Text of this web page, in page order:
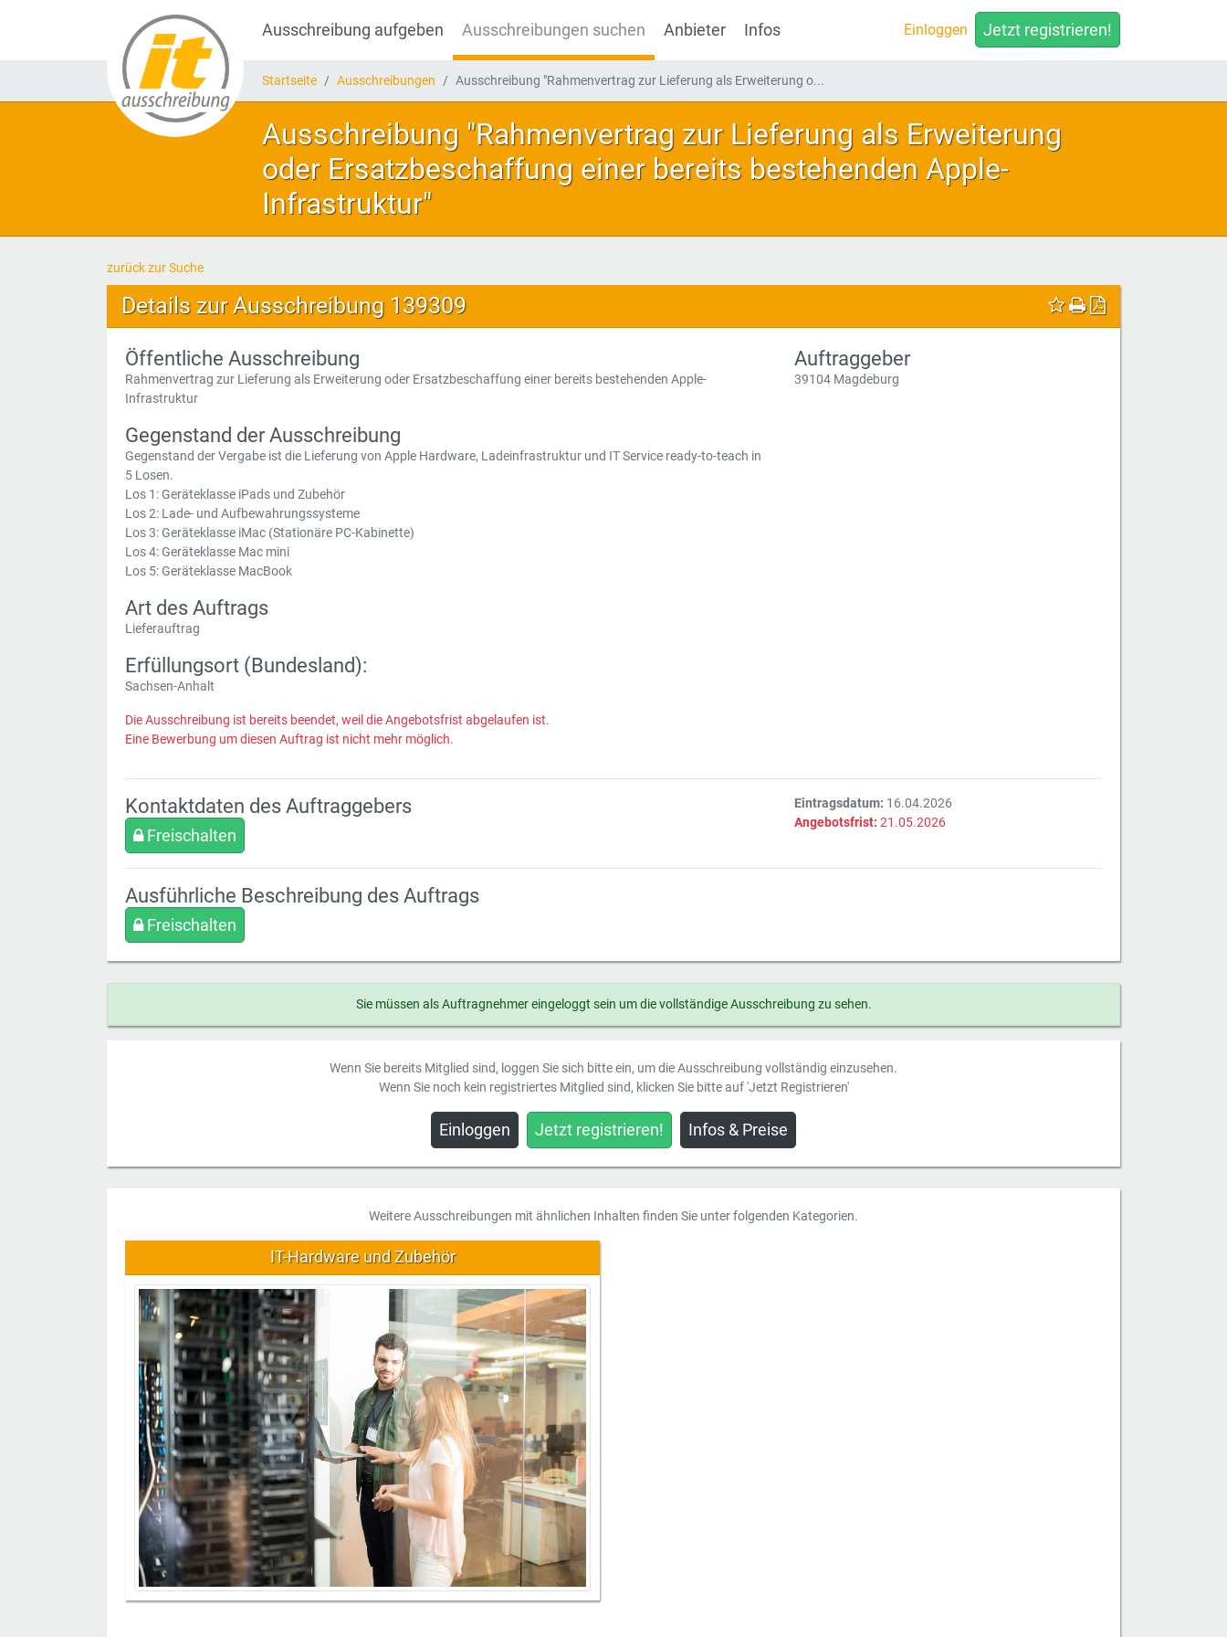
Ausschreibung aufgeben Ausschreibungen suchen Anbieter Infos Einloggen Jetzt registrieren!
Startseite Ausschreibungen Ausschreibung "Rahmenvertrag zur Lieferung als Erweiterung o...
Ausschreibung "Rahmenvertrag zur Lieferung als Erweiterung
oder Ersatzbeschaffung einer bereits bestehenden Apple-
Infrastruktur"
zurück zur Suche
Details zur Ausschreibung 139309
Öffentliche Ausschreibung
Rahmenvertrag zur Lieferung als Erweiterung oder Ersatzbeschaffung einer bereits bestehenden Apple-
Infrastruktur
Gegenstand der Ausschreibung
Gegenstand der Vergabe ist die Lieferung von Apple Hardware, Ladeinfrastruktur und IT Service ready-to-teach in
5 Losen.
Los 1: Geräteklasse iPads und Zubehör
Los 2: Lade- und Aufbewahrungssysteme
Los 3: Geräteklasse iMac (Stationäre PC-Kabinette)
Los 4: Geräteklasse Mac mini
Los 5: Geräteklasse MacBook
Art des Auftrags
Lieferauftrag
Erfüllungsort (Bundesland):
Sachsen-Anhalt
Die Ausschreibung ist bereits beendet, weil die Angebotsfrist abgelaufen ist.
Eine Bewerbung um diesen Auftrag ist nicht mehr möglich.
Auftraggeber
39104 Magdeburg
Kontaktdaten des Auftraggebers
Freischalten
Eintragsdatum: 16.04.2026
Angebotsfrist: 21.05.2026
Ausführliche Beschreibung des Auftrags
Freischalten
Sie müssen als Auftragnehmer eingeloggt sein um die vollständige Ausschreibung zu sehen.
Wenn Sie bereits Mitglied sind, loggen Sie sich bitte ein, um die Ausschreibung vollständig einzusehen.
Wenn Sie noch kein registriertes Mitglied sind, klicken Sie bitte auf 'Jetzt Registrieren'
Einloggen Jetzt registrieren! Infos & Preise
Weitere Ausschreibungen mit ähnlichen Inhalten finden Sie unter folgenden Kategorien.
IT-Hardware und Zubehör